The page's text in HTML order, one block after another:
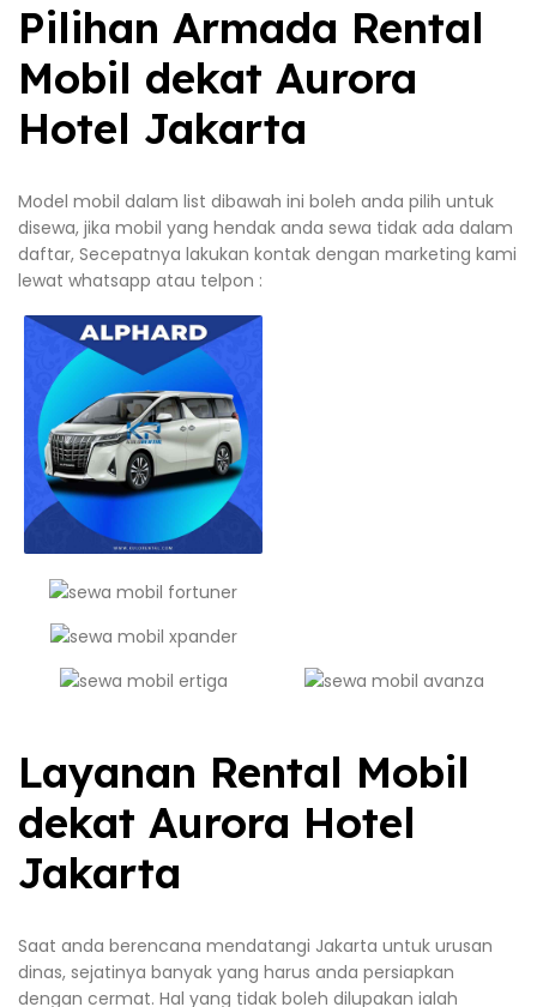
Pilihan Armada Rental
Mobil dekat Aurora
Hotel Jakarta
Model mobil dalam list dibawah ini boleh anda pilih untuk
disewa, jika mobil yang hendak anda sewa tidak ada dalam
daftar, Secepatnya lakukan kontak dengan marketing kami
lewat whatsapp atau telpon :
Layanan Rental Mobil
dekat Aurora Hotel
Jakarta
Saat anda berencana mendatangi Jakarta untuk urusan
dinas, sejatinya banyak yang harus anda persiapkan
dengan cermat. Hal yang tidak boleh dilupakan ialah